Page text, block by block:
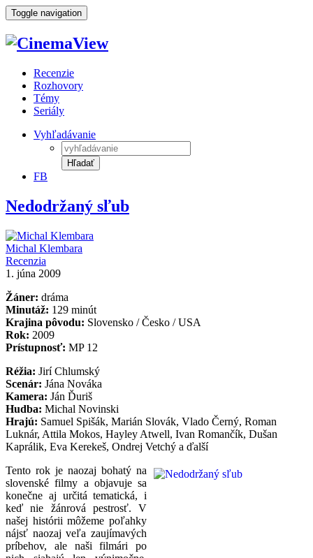
Toggle navigation
Recenzie
Rozhovory
Témy
Seriály
Vyhľadávanie
Hľadať
FB
Nedodržaný sľub
Michal Klembara
Recenzia
1. júna 2009
Žáner: dráma
Minutáž: 129 minút
Krajina pôvodu: Slovensko / Česko / USA
Rok: 2009
Prístupnosť: MP 12
Réžia: Jirí Chlumský
Scenár: Jána Nováka
Kamera: Ján Ďuriš
Hudba: Michal Novinski
Hrajú: Samuel Spišák, Marián Slovák, Vlado Černý, Roman
Luknár, Attila Mokos, Hayley Atwell, Ivan Romančík, Dušan
Kaprálik, Eva Kerekeš, Ondrej Vetchý a ďalší
Tento rok je naozaj bohatý na
slovenské filmy a objavuje sa
konečne aj určitá tematická, i
keď nie žánrová pestrosť. V
našej histórii môžeme poľahky
nájsť naozaj veľa zaujímavých
príbehov, ale naši filmári po